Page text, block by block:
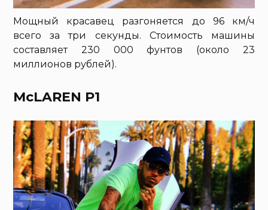
Мощный красавец разгоняется до 96 км/ч
всего за три секунды. Стоимость машины
составляет 230 000 фунтов (около 23
миллионов рублей).
McLAREN P1